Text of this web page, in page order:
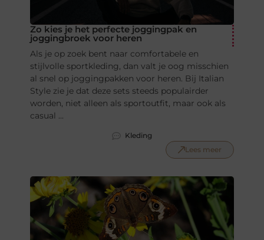
Zo kies je het perfecte joggingpak en
joggingbroek voor heren
Als je op zoek bent naar comfortabele en
stijlvolle sportkleding, dan valt je oog misschien
al snel op joggingpakken voor heren. Bij Italian
Style zie je dat deze sets steeds populairder
worden, niet alleen als sportoutfit, maar ook als
casual ...
Kleding
Lees meer